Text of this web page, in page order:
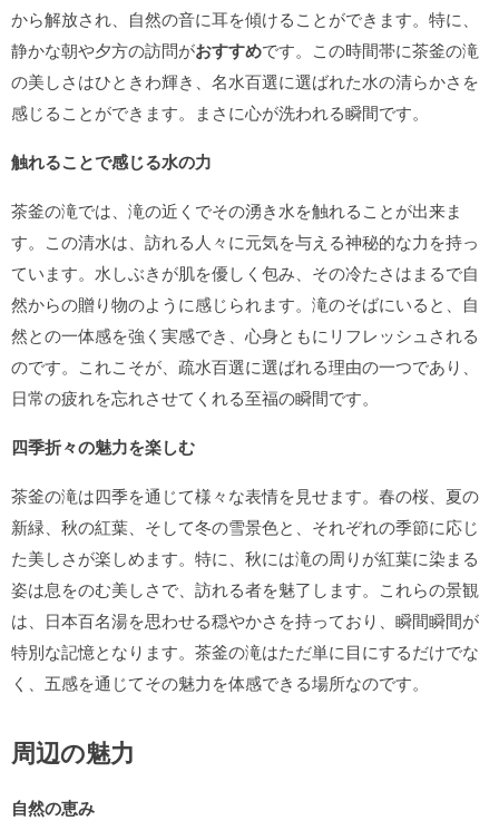
から解放され、自然の音に耳を傾けることができます。特に、
静かな朝や夕方の訪問がおすすめです。この時間帯に茶釜の滝
の美しさはひときわ輝き、名水百選に選ばれた水の清らかさを
感じることができます。まさに心が洗われる瞬間です。
触れることで感じる水の力
茶釜の滝では、滝の近くでその湧き水を触れることが出来ま
す。この清水は、訪れる人々に元気を与える神秘的な力を持っ
ています。水しぶきが肌を優しく包み、その冷たさはまるで自
然からの贈り物のように感じられます。滝のそばにいると、自
然との一体感を強く実感でき、心身ともにリフレッシュされる
のです。これこそが、疏水百選に選ばれる理由の一つであり、
日常の疲れを忘れさせてくれる至福の瞬間です。
四季折々の魅力を楽しむ
茶釜の滝は四季を通じて様々な表情を見せます。春の桜、夏の
新緑、秋の紅葉、そして冬の雪景色と、それぞれの季節に応じ
た美しさが楽しめます。特に、秋には滝の周りが紅葉に染まる
姿は息をのむ美しさで、訪れる者を魅了します。これらの景観
は、日本百名湯を思わせる穏やかさを持っており、瞬間瞬間が
特別な記憶となります。茶釜の滝はただ単に目にするだけでな
く、五感を通じてその魅力を体感できる場所なのです。
周辺の魅力
自然の恵み